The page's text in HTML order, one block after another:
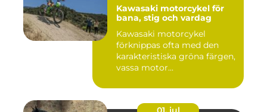
Kawasaki motorcykel för
bana, stig och vardag
Kawasaki motorcykel
förknippas ofta med den
karakteristiska gröna färgen,
vassa motor...